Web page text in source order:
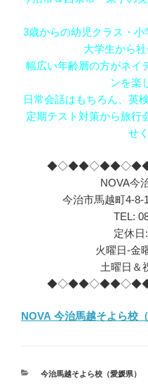
3歳からの幼児クラス・小
大学生から
幅広い年齢層の方がネイ
ンを楽
日常会話はもちろん、英
定期テスト対策から旅行
せ
NOVA今
今治市馬越町4-
TEL:
定休日
火曜日-金
土曜日＆
NOVA 今治馬越そよら校
カ
今治馬越そよら校（愛媛県）